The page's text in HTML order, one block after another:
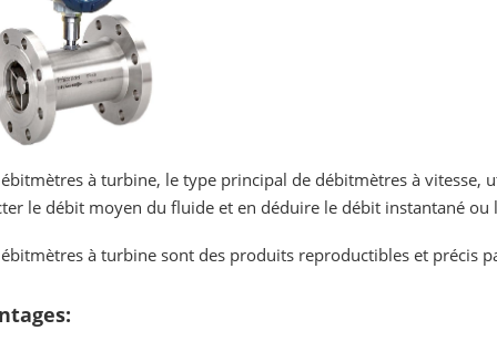
à turbine, le type principal de débitmètres à
le débit moyen du fluide et en déduire le débit instantané
à turbine sont des produits reproductibles et précis